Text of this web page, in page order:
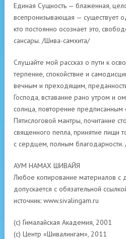
Единая Сущность — блаженная,
всепронизывающая — существует
кто постоянно осознает это,
сансары. /Шива-самхита/
Слушайте мой рассказ о пути к
терпение, спокойствие и
вечным и преходящим,
Господа, вставание рано утром и
солнца, повторение предписанным
Пятислоговой мантры, почитание
священного пепла, принятие пищи
с сердцем, полным благодарности.
АУМ НАМАХ ШИВАЙЯ
Любое копирование материалов с
допускается с обязательной
источник: www.sivalingam.ru
(с) Гималайская Академия, 2001
(с) Центр «Шивалингам», 2011